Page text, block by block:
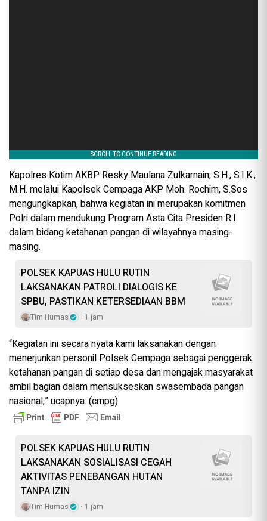
Kapolres Kotim AKBP Resky Maulana Zulkarnain, S.H., S.I.K.,
M.H. melalui Kapolsek Cempaga AKP Moh. Rochim, S.Sos
mengungkapkan, bahwa kegiatan ini merupakan komitmen
Polri dalam mendukung Program Asta Cita Presiden R.I.
dalam bidang ketahanan pangan di wilayahnya masing-
masing.
POLSEK KAPUAS HULU RUTIN
LAKSANAKAN PATROLI DIALOGIS KE
SPBU, PASTIKAN KETERSEDIAAN BBM
Tim Humas 1 jam
“Kegiatan ini secara nyata kami laksanakan dengan
menerjunkan personil Polsek Cempaga sebagai penggerak
ketahanan pangan di setiap desa dan mengajak masyarakat
ambil bagian dalam mensukseskan swasembada pangan
nasional,” ucapnya. (cmpg)
POLSEK KAPUAS HULU RUTIN
LAKSANAKAN SOSIALISASI CEGAH
AKTIVITAS PENEBANGAN HUTAN
TANPA IZIN
Tim Humas 1 jam